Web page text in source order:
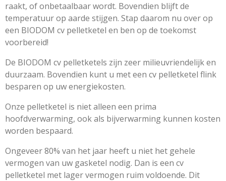
raakt, of onbetaalbaar wordt. Bovendien blijft de
temperatuur op aarde stijgen. Stap daarom nu over op
een BIODOM cv pelletketel en ben op de toekomst
voorbereid!
De BIODOM cv pelletketels zijn zeer milieuvriendelijk en
duurzaam. Bovendien kunt u met een cv pelletketel flink
besparen op uw energiekosten.
Onze pelletketel is niet alleen een prima
hoofdverwarming, ook als bijverwarming kunnen kosten
worden bespaard.
Ongeveer 80% van het jaar heeft u niet het gehele
vermogen van uw gasketel nodig. Dan is een cv
pelletketel met lager vermogen ruim voldoende. Dit